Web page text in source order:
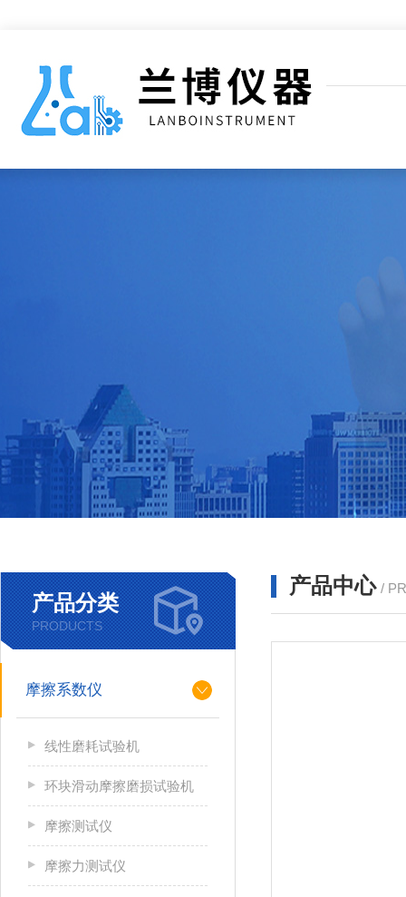
产品分类
PRODUCTS
摩擦系数仪
线性磨耗试验机
环块滑动摩擦磨损试验机
摩擦测试仪
摩擦力测试仪
产品中心 /